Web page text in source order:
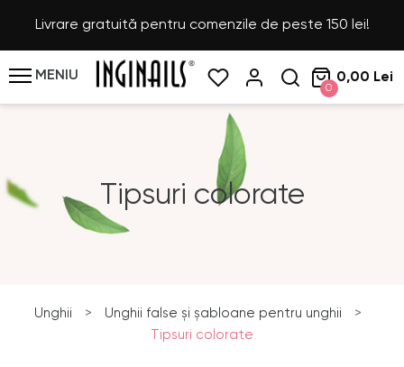
Livrare gratuită pentru comenzile de peste 150 lei!
MENIU
0
0,00 Lei
Tipsuri colorate
Unghii > Unghii false și șabloane pentru unghii
>
Tipsuri colorate